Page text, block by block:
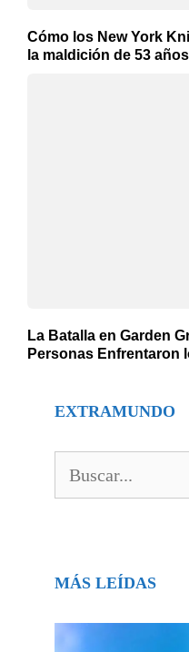
Cómo los New York
la maldición de 53 años
La Batalla en Garden
Personas Enfrentaron
EXTRAMUNDO
MÁS LEÍDAS